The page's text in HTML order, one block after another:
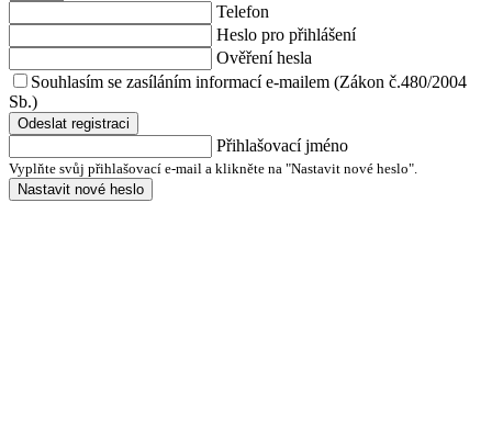
Telefon
Heslo pro přihlášení
Ověření hesla
Souhlasím se zasíláním informací e-mailem (Zákon č.480/2004
Sb.)
Odeslat registraci
Přihlašovací jméno
Vyplňte svůj přihlašovací e-mail a klikněte na "Nastavit nové heslo".
Nastavit nové heslo